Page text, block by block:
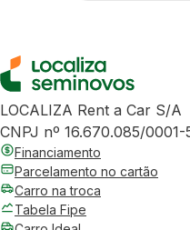
LOCALIZA Rent a Car S/A
CNPJ nº 16.670.085/0001-
Financiamento
Parcelamento no cartão
Carro na troca
Tabela Fipe